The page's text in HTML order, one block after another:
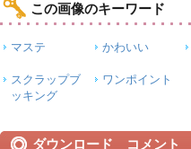
この画像のキーワード
マステ かわいい
スクラップブ
ッキング
ワンポイント
ダウンロード コメント